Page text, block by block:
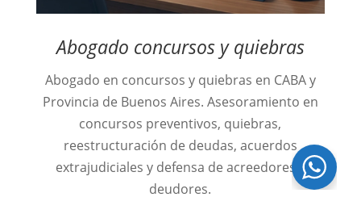
Abogado concursos y quiebras
Abogado en concursos y quiebras en CABA y
Provincia de Buenos Aires. Asesoramiento en
concursos preventivos, quiebras,
reestructuración de deudas, acuerdos
extrajudiciales y defensa de acreedores y
deudores.
¿Necesitas ayuda?
Chatea con nosotros